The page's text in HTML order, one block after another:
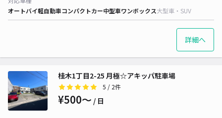
オートバイ軽自動車コンパクトカー中型車ワンボックス大型車・SUV
詳細へ
桂木1丁目2-25 月極☆アキッパ駐車場
5 / 2件
¥500〜 / 日